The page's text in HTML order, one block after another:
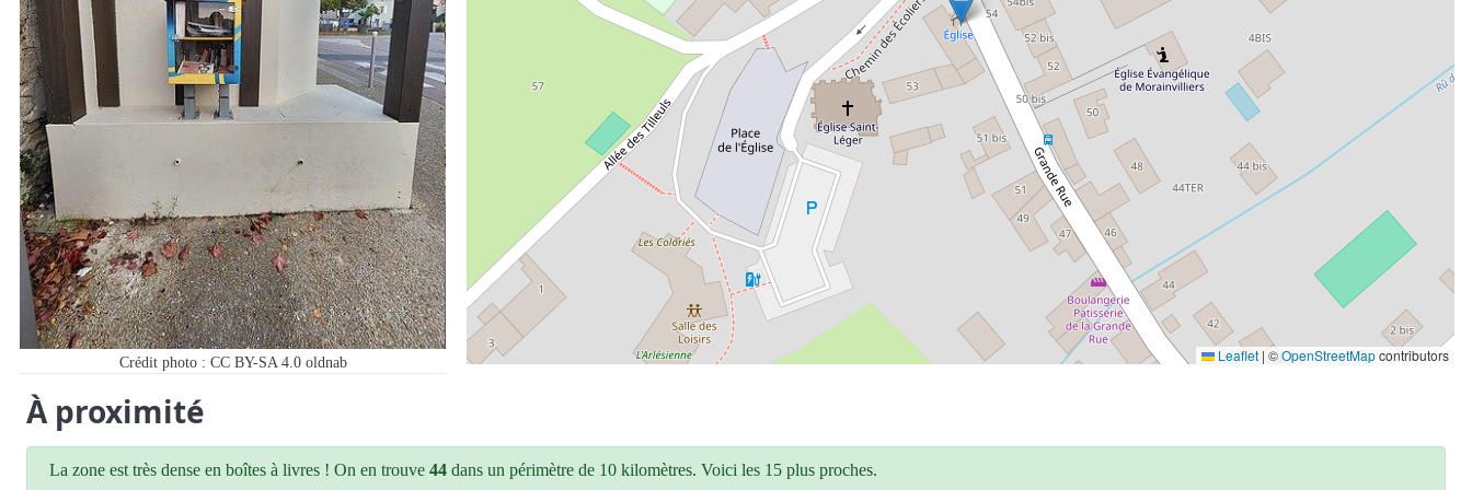
Crédit photo : CC BY-SA 4.0 oldnab Leaflet | ©OpenStreetMapcontributors
À proximité
La zone est très dense en boîtes à livres ! On en trouve 44 dans un périmètre de 10 kilomètres. Voici les 15 plus proches.